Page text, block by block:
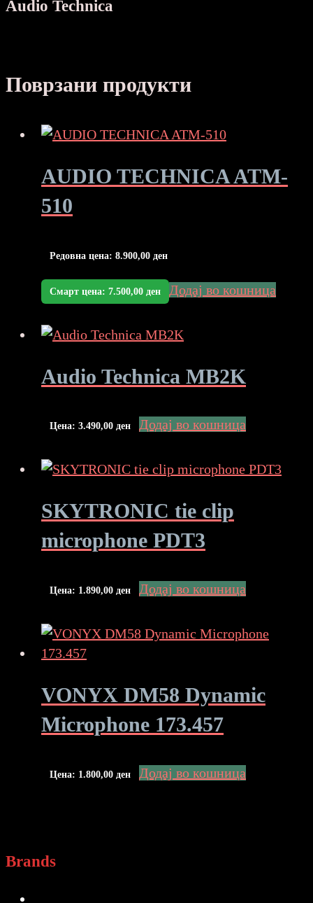
Audio Technica
Поврзани продукти
AUDIO TECHNICA ATM-
510
Редовна цена: 8.900,00 ден
Смарт цена: 7.500,00 ден Додај во кошница
Audio Technica MB2K
Цена: 3.490,00 ден Додај во кошница
SKYTRONIC tie clip
microphone PDT3
Цена: 1.890,00 ден Додај во кошница
VONYX DM58 Dynamic
Microphone 173.457
Цена: 1.800,00 ден Додај во кошница
Brands